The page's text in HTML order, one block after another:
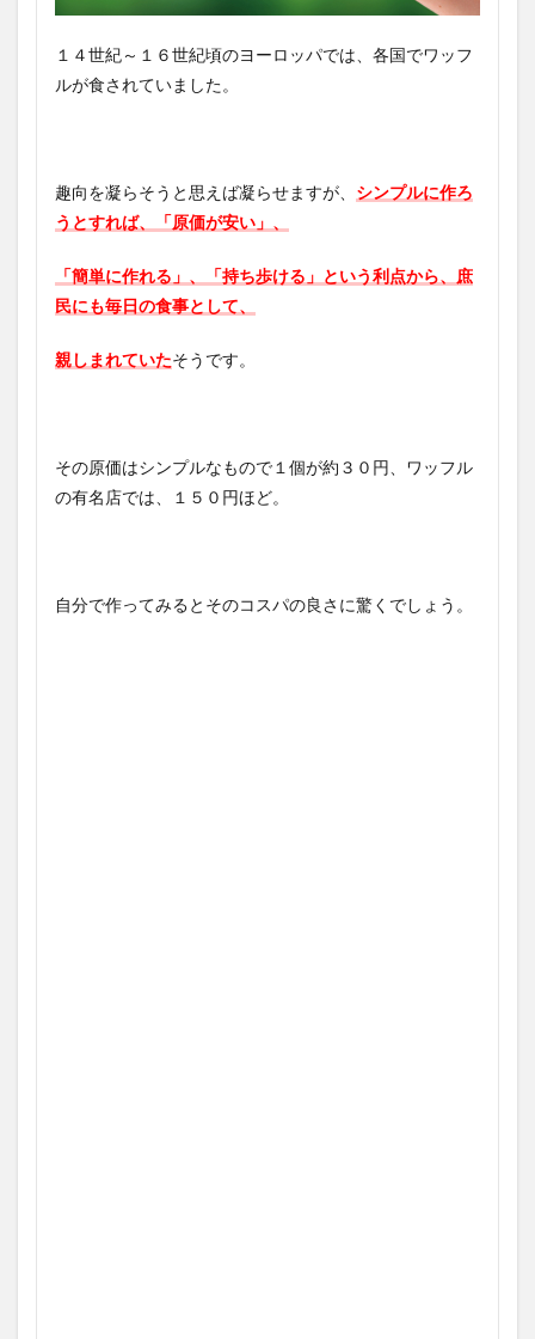
１４世紀～１６世紀頃のヨーロッパでは、各国でワッフ
ルが食されていました。
趣向を凝らそうと思えば凝らせますが、 シンプルに作ろ
うとすれば、「原価が安い」、
「簡単に作れる」、「持ち歩ける」という利点から、庶
民にも毎日の食事として、
親しまれていたそうです。
その原価はシンプルなもので１個が約３０円、ワッフル
の有名店では、１５０円ほど。
自分で作ってみるとそのコスパの良さに驚くでしょう。